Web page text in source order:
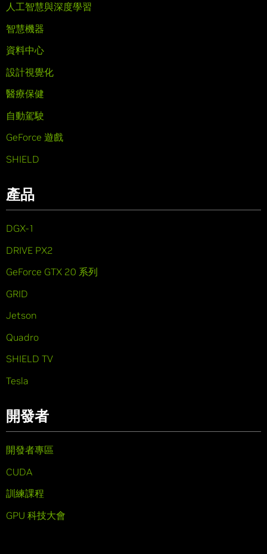
人工智慧與深度學習
智慧機器
資料中心
設計視覺化
醫療保健
自動駕駛
GeForce 遊戲
SHIELD
產品
DGX-1
DRIVE PX2
GeForce GTX 20 系列
GRID
Jetson
Quadro
SHIELD TV
Tesla
開發者
開發者專區
CUDA
訓練課程
GPU 科技大會